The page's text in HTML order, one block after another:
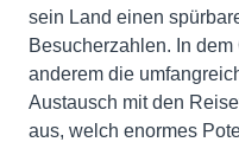
sein Land einen
Besucherzahlen. In
anderem die
Austausch mit den
aus, welch enormes